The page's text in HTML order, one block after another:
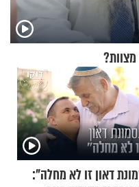
דאון זו לא מחלה":